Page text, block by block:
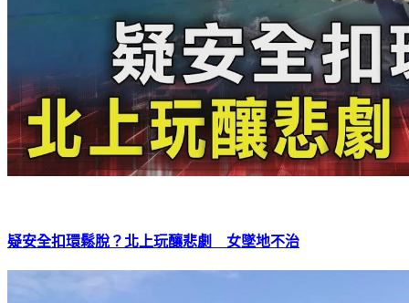
疑安全扣環鬆脫？北上玩釀悲劇 女墜地不治